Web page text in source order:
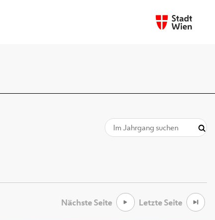
Nächste Seite Letzte Seite